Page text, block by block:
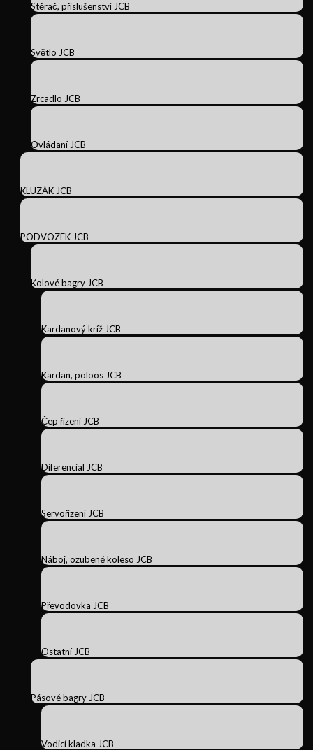
Stěrač, příslušenství JCB
Světlo JCB
Zrcadlo JCB
Ovládaní JCB
KLUZÁK JCB
PODVOZEK JCB
Kolové bagry JCB
Kardanový kríž JCB
Kardan, poloos JCB
Čep řízení JCB
Diferencial JCB
Servořízení JCB
Náboj, ozubené koleso JCB
Převodovka JCB
Ostatní JCB
Pásové bagry JCB
Vodicí kladka JCB